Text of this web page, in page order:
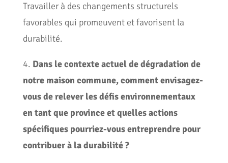
Travailler à des changements structurels
favorables qui promeuvent et favorisent la
durabilité.
4. Dans le contexte actuel de dégradation de
notre maison commune, comment envisagez-
vous de relever les défis environnementaux
en tant que province et quelles actions
spécifiques pourriez-vous entreprendre pour
contribuer à la durabilité ?